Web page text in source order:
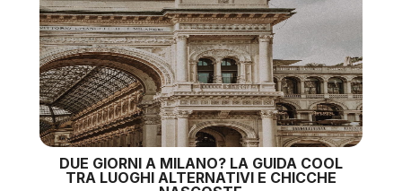
DUE GIORNI A MILANO? LA GUIDA COOL
TRA LUOGHI ALTERNATIVI E CHICCHE